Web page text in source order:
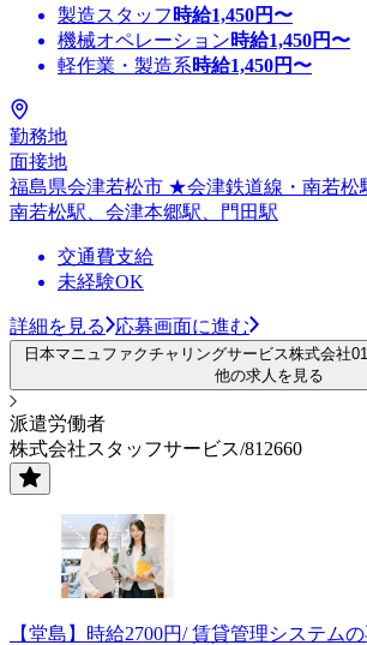
製造スタッフ 時給1,450円〜
機械オペレーション時給1,450円〜
軽作業・製造系時給1,450円〜
勤務地
面接地
福島県会津若松市 ★会津鉄道線・南若松
南若松駅、会津本郷駅、門田駅
交通費支給
未経験OK
詳細を見る 応募画面に進む
日本マニュファクチャリングサービス株式会社
他の求人を見る
派遣労働者
株式会社スタッフサービス/812660
【堂島】時給2700円/ 賃貸管理システム